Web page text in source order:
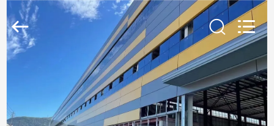
বাড়ি
পণ্য
Qingdao
Fabrication
Co.,
Ltd..
Rights
Reserved.